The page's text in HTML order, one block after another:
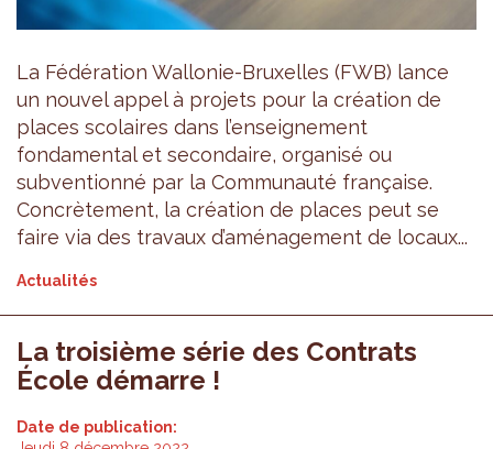
La Fédération Wallonie-Bruxelles (FWB) lance
un nouvel appel à projets pour la création de
places scolaires dans l’enseignement
fondamental et secondaire, organisé ou
subventionné par la Communauté française.
Concrètement, la création de places peut se
faire via des travaux d’aménagement de locaux...
Actualités
La troisième série des Contrats
École démarre !
Date de publication: